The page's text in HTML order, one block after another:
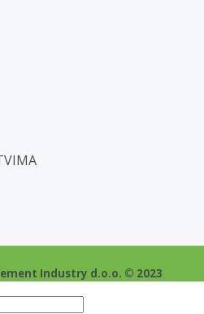
Industry d.o.o. © 2023